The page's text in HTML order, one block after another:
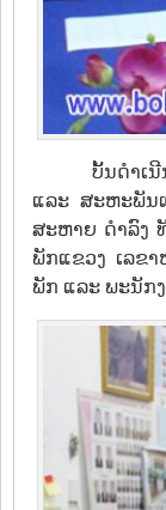
ບັ້ນດຳເ
ແລະ ສະຫະພັນ
ສະຫາຍ ດໍາລົງ
ພັກແຂວງ ເລຂ
ພັກ ແລະ ພະນັກ